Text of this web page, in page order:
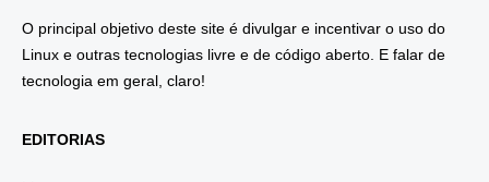
O principal objetivo deste site é divulgar e incentivar o uso do
Linux e outras tecnologias livre e de código aberto. E falar de
tecnologia em geral, claro!
EDITORIAS